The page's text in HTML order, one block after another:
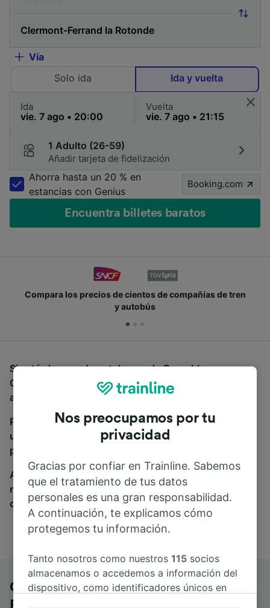
Vía
Solo ida
Ida y vuelta
Ida Vuelta
1 Adulto (26-59)
Añadir tarjeta de fidelización
Ahorra hasta un 20 % en
estancias con Genius
Booking.com
Encuentra billetes baratos
Compara los precios de cientos de compañías de tren
y autobús
Si estás buscando autobuses de Grenoble a
Clermont-Ferrand la Rotonde, estás en el sitio
adecuado.
Para encontrar billetes de autobús, simplemente haz
una búsqueda y nosotros compararemos horarios y
precios tanto de tren como de autobús.
A donde quiera que vayas, tu viaje empieza con
nosotros. Encuentra billetes de más de 170
compañías de tren y autobús.
Grenoble a Clermont-Ferrand la
Nos preocupamos por tu
privacidad
Gracias por confiar en Trainline. Sabemos
que el tratamiento de tus datos
personales es una gran responsabilidad.
A continuación, te explicamos cómo
protegemos tu información.
Tanto nosotros como nuestros115 socios
almacenamos o accedemos a información del
dispositivo, como identificadores únicos en